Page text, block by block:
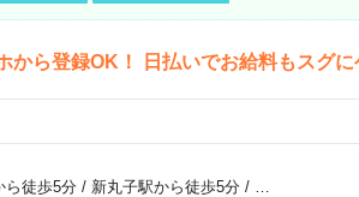
から登録OK！ 日払いでお給料もスグに
ら徒歩5分/ 新丸子駅から徒歩5分/